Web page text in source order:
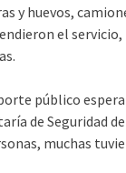
y huevos,
el
público
de Seguridad
muchas